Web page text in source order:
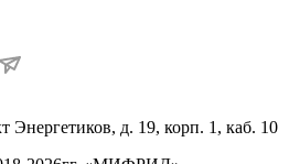
Энергетиков, д. 19, корп. 1, каб. 10